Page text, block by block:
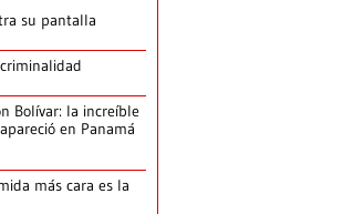
su pantalla​
Bolívar: la increíble
en Panamá
más cara es la